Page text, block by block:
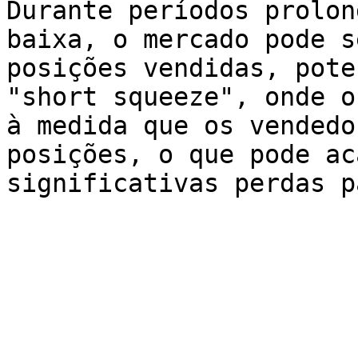
Durante períodos
baixa, o mercado pode
posições vendidas,
"short squeeze", onde
à medida que os
posições, o que pode